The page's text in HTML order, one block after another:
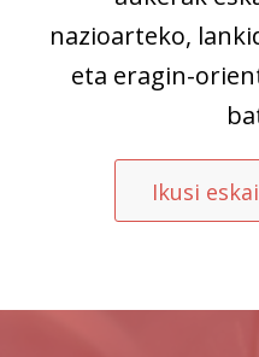
nazioarteko,
eta eragin-
Ikusi